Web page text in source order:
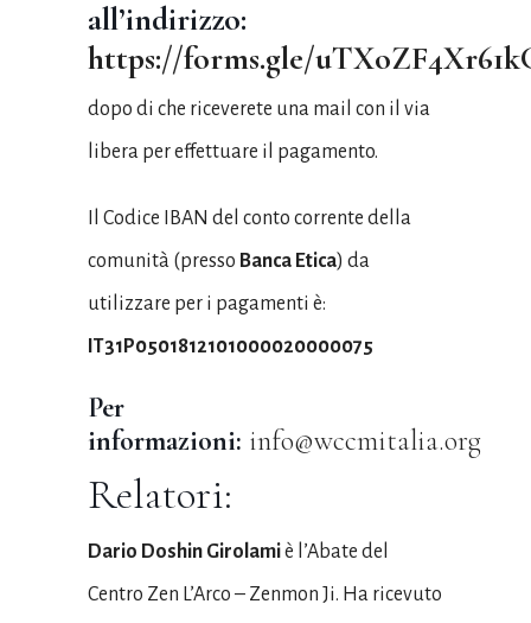
all’indirizzo:
https://forms.gle/
dopo di che riceverete una mail con il via
libera per effettuare il pagamento.
Il Codice IBAN del conto corrente della
comunità (presso Banca Etica) da
utilizzare per i pagamenti è:
IT31P0501812101000020000075
Per
informazioni: info@wccmitalia.org
Relatori:
Dario Doshin Girolamiè l’Abate del
Centro Zen L’Arco – Zenmon Ji. Ha ricevuto